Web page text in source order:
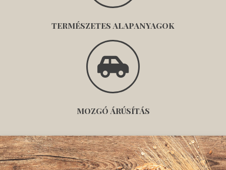
TERMÉSZETES ALAPANYAGOK
MOZGÓ ÁRÚSÍTÁS